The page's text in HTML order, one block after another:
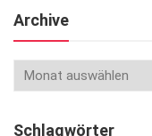
Archive
Schlagwörter